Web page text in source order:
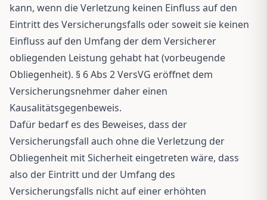
kann, wenn die Verletzung keinen Einfluss auf den
Eintritt des Versicherungsfalls oder soweit sie keinen
Einfluss auf den Umfang der dem Versicherer
obliegenden Leistung gehabt hat (vorbeugende
Obliegenheit). § 6 Abs 2 VersVG eröffnet dem
Versicherungsnehmer daher einen
Kausalitätsgegenbeweis.
Dafür bedarf es des Beweises, dass der
Versicherungsfall auch ohne die Verletzung der
Obliegenheit mit Sicherheit eingetreten wäre, dass
also der Eintritt und der Umfang des
Versicherungsfalls nicht auf einer erhöhten